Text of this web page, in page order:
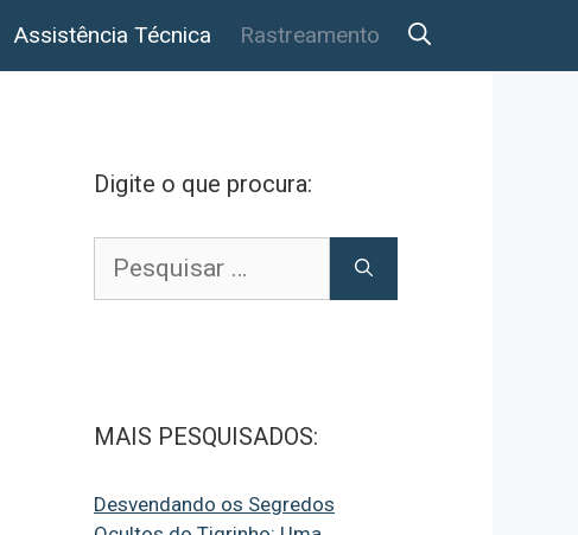
Assistência Técnica Rastreamento
Digite o que procura:
por:
MAIS PESQUISADOS:
Desvendando os Segredos